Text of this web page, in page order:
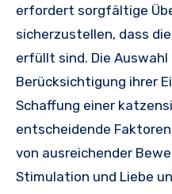
erfordert sorgfältige
sicherzustellen, dass
erfüllt sind. Die
Berücksichtigung ihrer
Schaffung einer
entscheidende
von ausreichender
Stimulation und Liebe